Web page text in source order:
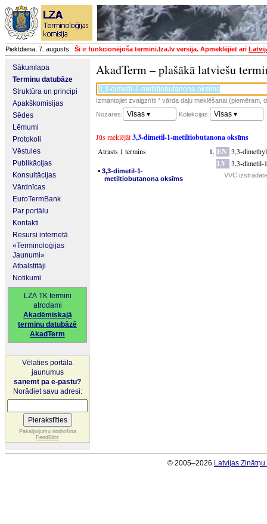
Piektdiena, 7. augusts Šī ir funkcionējoša termini.lza.lv versija. Apmeklējiet arī
Sākumlapa
Terminu datubāze
Struktūra un principi
Apakškomisijas
Sēdes
Lēmumi
Protokoli
Vēstules
Publikācijas
Konsultācijas
Vārdnīcas
EuroTermBank
Par portālu
Kontakti
Resursi internetā
«Terminoloģijas
Jaunumi»
Atbalstītāji
Notikumi
LZA TK termini
atrodami
Akadēmiskajā
terminu datubāzē
AkadTerm
Vēlaties portāla
jaunumus
saņemt pa e-pastu?
Norādiet savu adresi:
Pakalpojumu nodrošina
FeedBlitz
AkadTerm – plašākā latviešu
Izmantojiet zvaigznīti * vārda daļu meklēšanai (piemēram,
Nozares:
Visas ▾ Kolekcijas: Visas ▾
Jūs meklējāt3,3-dimetil-1-metiltiobutanona oksīms
Atrasts 1 termins
▪ 3,3-dimetil-1-
metiltiobutanona oksīms
EN 3,3-
LV 3,3-dimetil-
VVC
© 2005–2026 Latvijas